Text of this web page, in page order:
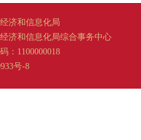
济和信息化局
济和信息化局综合事务中心
：1100000018
号-8